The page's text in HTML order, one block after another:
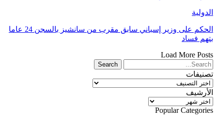
الدولية
الحكم على وزير إسباني سابق مقرب من سانشيز بالسجن 24 عاما
بتهم فساد
Load More Posts
تصنيفات
تصنيفات
الأرشيف
الأرشيف
Popular Categories